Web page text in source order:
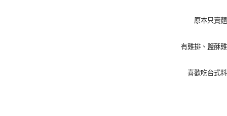
原本只賣
有雞排、鹽酥
喜歡吃台式